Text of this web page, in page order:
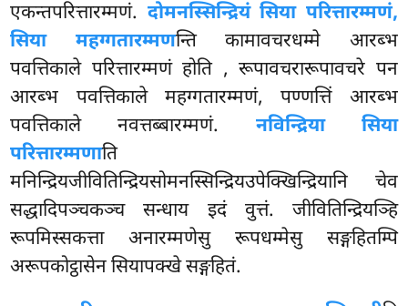
एकन्तपरित्तारम्मणं. दोमनस्सिन्द्रियं सिया परित्तारम्मणं,
सिया महग्गतारम्मणन्तिकामावचरधम्मे आरब्भ
पवत्तिकाले परित्तारम्मणं होति , रूपावचरारूपावचरे पन
आरब्भ पवत्तिकाले महग्गतारम्मणं, पण्णत्तिं आरब्भ
पवत्तिकाले नवत्तब्बारम्मणं. नविन्द्रिया सिया
परित्तारम्मणाति
मनिन्द्रियजीवितिन्द्रियसोमनस्सिन्द्रियउपेक्खिन्द्रियानि चेव
सद्धादिपञ्चकञ्च सन्धाय इदं वुत्तं. जीवितिन्द्रियञ्हि
रूपमिस्सकत्ता अनारम्मणेसु रूपधम्मेसु सङ्गहितम्पि
अरूपकोट्ठासेन सियापक्खे सङ्गहितं.